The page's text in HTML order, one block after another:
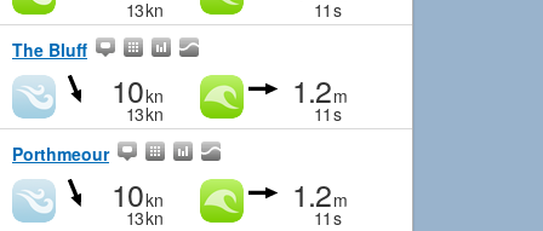
13kn 11 s
The Bluff
10kn
13kn
1.2m
11 s
Porthmeour
10kn
13kn
1.2m
11 s